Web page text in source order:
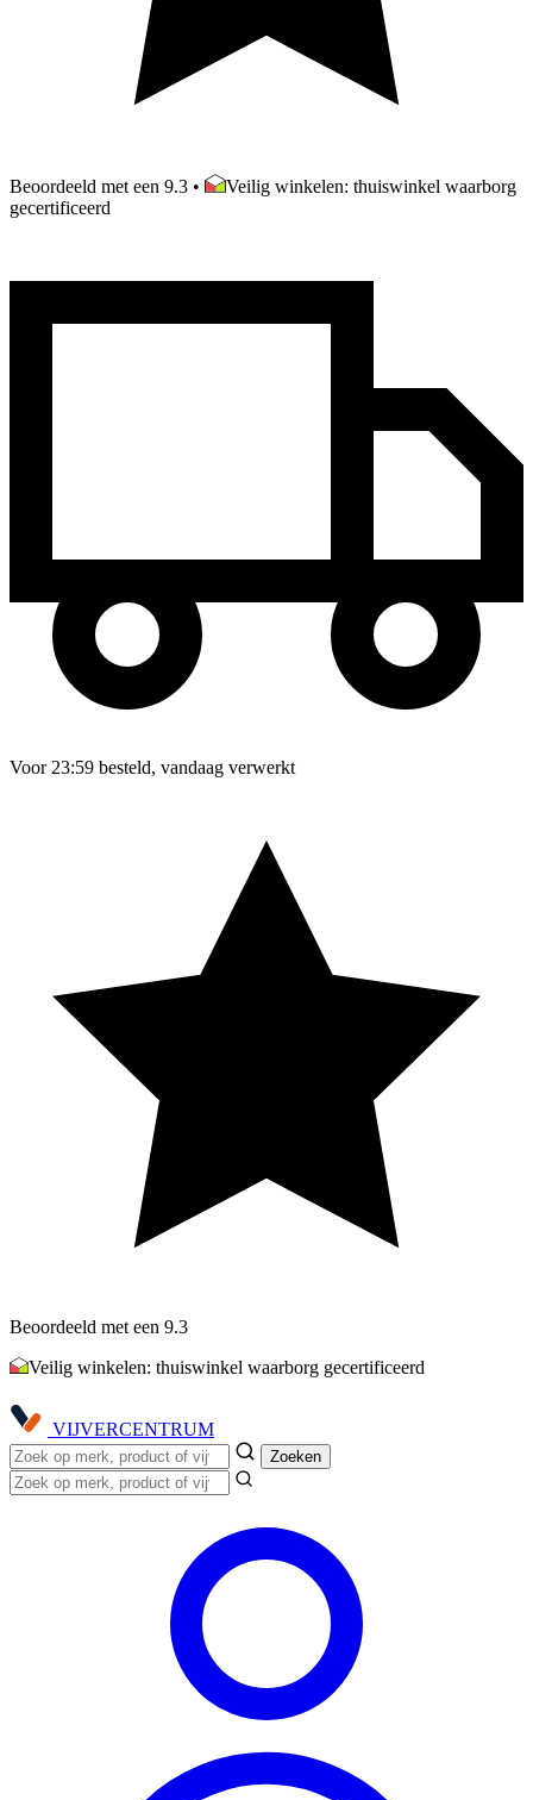
Beoordeeld met een 9.3 •
Veilig winkelen: thuiswinkel waarborg
gecertificeerd
Voor 23:59 besteld, vandaag verwerkt
Beoordeeld met een 9.3
Veilig winkelen: thuiswinkel waarborg gecertificeerd
VIJVERCENTRUM
Zoeken